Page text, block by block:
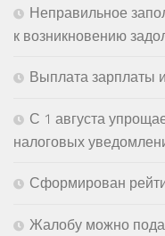
Неправильное
к возникновению
Выплата зарплаты
С 1 августа
налоговых
Сформирован
Жалобу можно